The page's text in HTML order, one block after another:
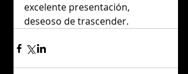
excelente presentación,
deseoso de trascender.